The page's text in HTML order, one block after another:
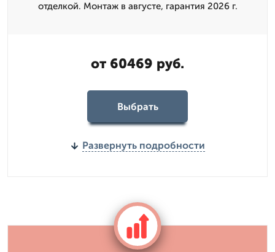
отделкой. Монтаж в августе, гарантия 2026 г.
от 60469 руб.
Выбрать
Развернуть подробности